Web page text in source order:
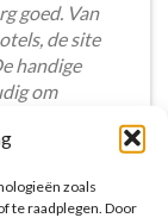
zoals
te raadplegen. Door
goed. Van
de site
handige
om